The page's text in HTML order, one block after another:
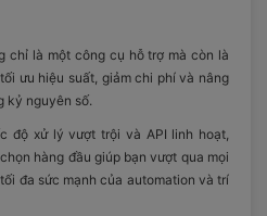
chỉ là một công cụ hỗ trợ mà còn là
ưu hiệu suất, giảm chi phí và nâng
kỷ nguyên số.
độ xử lý vượt trội và API linh hoạt,
hàng đầu giúp bạn vượt qua mọi
đa sức mạnh của automation và trí